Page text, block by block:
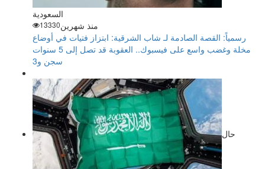
السعودية
منذ شهرين13330
رسمياً: القصة الصادمة لـ شاب الشرقية: ابتزاز فتيات في أوضاع
مخلة وغضب واسع على فيسبوك.. العقوبة قد تصل إلى 5 سنوات
سجن و3
حال